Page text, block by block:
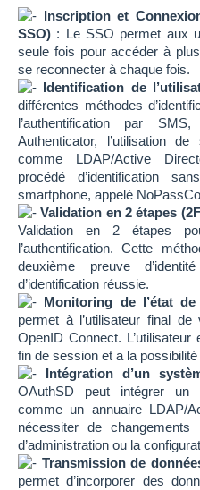
Inscription et
SSO) : Le SSO permet aux
seule fois pour accéder à
se reconnecter à chaque fois.
Identification de
différentes méthodes
l’authentification par
Authenticator, l’utilisation
comme LDAP/Active
procédé d’identification
smartphone, appelé
Validation en 2 étapes
Validation en 2 étapes
l’authentification. Cette
deuxième preuve
d’identification réussie.
Monitoring de l’état de
permet à l’utilisateur final
OpenID Connect.
fin de session et a la possibilité
Intégration d’un
OAuthSD peut intégrer un
comme un annuaire LDAP/
nécessiter de
d’administration ou la
Transmission de
permet d’incorporer des